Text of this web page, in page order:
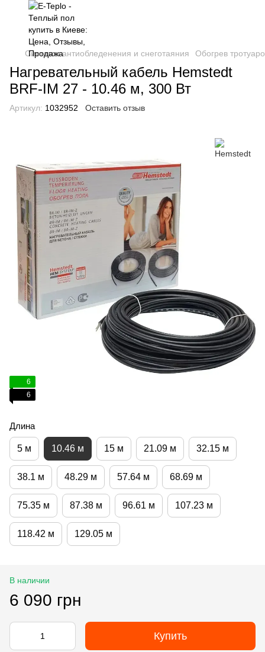
Системы антиобледенения и снеготаяния Обогрев
Нагревательный кабель Hemstedt
BRF-IM 27 - 10.46 м, 300 Вт
Артикул: 1032952 Оставить отзыв
6
6
Длина
5 м 10.46 м 15 м 21.09 м 32.15 м
38.1 м 48.29 м 57.64 м 68.69 м
75.35 м 87.38 м 96.61 м 107.23 м
118.42 м 129.05 м
В наличии
6 090 грн
Купить